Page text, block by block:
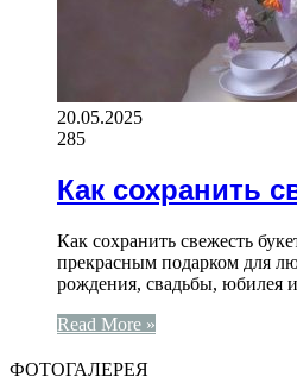
20.05.2025
285
Как сохранить
Как сохранить свежесть
прекрасным подарком для
рождения, свадьбы, юбилея
Read More »
ФОТОГАЛЕРЕЯ